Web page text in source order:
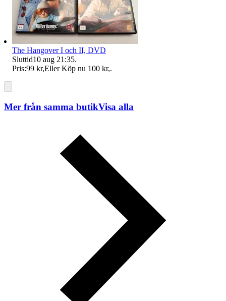
The Hangover I och II, DVD
Sluttid10 aug 21:35.
Pris:99 kr,Eller Köp nu 100 kr,.
Mer från samma butikVisa alla